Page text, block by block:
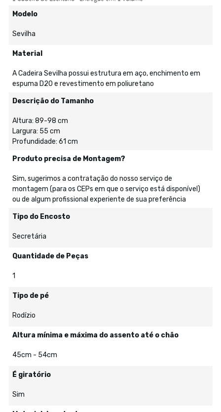
Modelo
Sevilha
Material
A Cadeira Sevilha possui estrutura em aço, enchimento em
espuma D20 e revestimento em poliuretano
Descrição do Tamanho
Altura: 89-98 cm
Largura: 55 cm
Profundidade: 61 cm
Produto precisa de Montagem?
Sim, sugerimos a contratação do nosso serviço de
montagem (para os CEPs em que o serviço está disponível)
ou de algum profissional experiente de sua preferência
Tipo do Encosto
Secretária
Quantidade de Peças
1
Tipo de pé
Rodízio
Altura mínima e máxima do assento até o chão
45cm - 54cm
É giratório
Sim